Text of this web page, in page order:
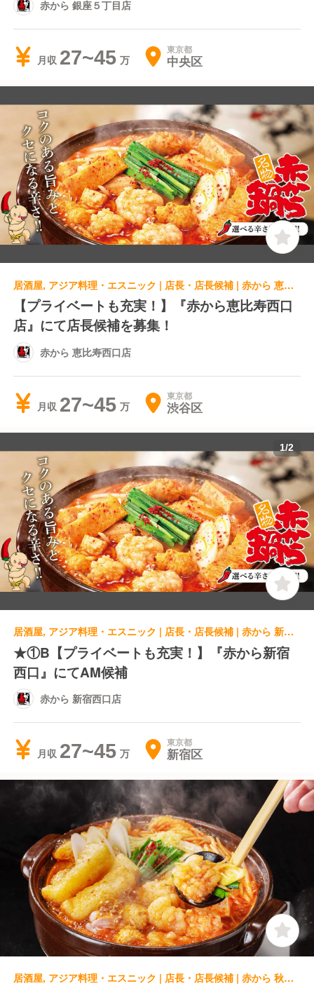
赤から 銀座５丁目店
月収 27~45 東京都
中央区
居酒屋, アジア料理・エスニック | 店長・店長候補 | 赤から 恵比寿西口店
【プライベートも充実！】『赤から恵比寿西口
店』にて店長候補を募集！
赤から 恵比寿西口店
月収 27~45 東京都
渋谷区
1/2
居酒屋, アジア料理・エスニック | 店長・店長候補 | 赤から 新宿西口店
★①B【プライベートも充実！】『赤から新宿
西口』にてAM候補
赤から 新宿西口店
月収 27~45 東京都
新宿区
居酒屋, アジア料理・エスニック | 店長・店長候補 | 赤から 秋葉原中央通り店